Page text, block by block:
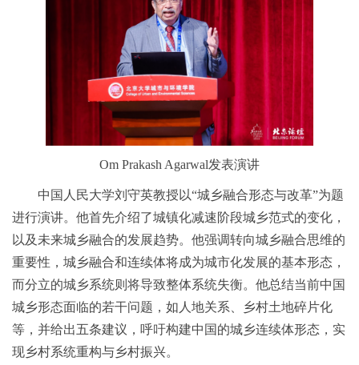
Om Prakash Agarwal发表演讲
中国人民大学刘守英教授以“城乡融合形态与改革”为题
进行演讲。他首先介绍了城镇化减速阶段城乡范式的变化，
以及未来城乡融合的发展趋势。他强调转向城乡融合思维的
重要性，城乡融合和连续体将成为城市化发展的基本形态，
而分立的城乡系统则将导致整体系统失衡。他总结当前中国
城乡形态面临的若干问题，如人地关系、乡村土地碎片化
等，并给出五条建议，呼吁构建中国的城乡连续体形态，实
现乡村系统重构与乡村振兴。